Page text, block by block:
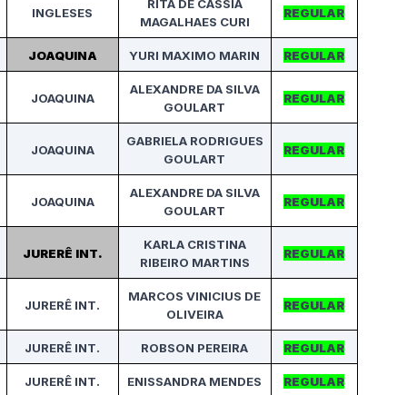
INGLESES
RITA DE CASSIA
MAGALHAES CURI
REGULAR
JOAQUINA YURI MAXIMO MARIN REGULAR
JOAQUINA
ALEXANDRE DA SILVA
GOULART
REGULAR
JOAQUINA
GABRIELA RODRIGUES
GOULART
REGULAR
JOAQUINA
ALEXANDRE DA SILVA
GOULART
REGULAR
JURERÊ INT.
KARLA CRISTINA
RIBEIRO MARTINS
REGULAR
JURERÊ INT.
MARCOS VINICIUS DE
OLIVEIRA
REGULAR
JURERÊ INT. ROBSON PEREIRA REGULAR
JURERÊ INT. ENISSANDRA MENDES REGULAR